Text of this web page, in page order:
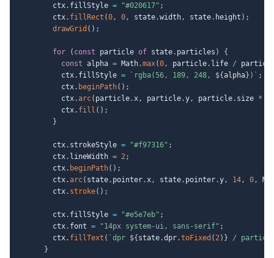
        ctx
. fillStyle = "#020617" ;
        ctx
. fillRect (0, 0, state.width, state. height ) ;
drawGrid ( ) ;
for ( const particle of state. particles )
{
const alpha = Math.max(0, particle. life /
          ctx
. fillStyle = ` rgba(56, 189, 248, ${alpha} ) ` ;
          ctx
. beginPath( ) ;
          ctx
.arc( particle.x, particle.y, particle. size *
          ctx
. fill ( ) ;
}
        ctx
. strokeStyle = "#f97316" ;
        ctx
. lineWidth = 2;
        ctx
. beginPath( ) ;
        ctx
.arc( state. pointer.x, state. pointer.y, 14, 0,
        ctx
. stroke( ) ;
        ctx
. fillStyle = "#e5e7eb" ;
        ctx
. font = "14px system-ui, sans-serif" ;
        ctx
. fillText ( ` dpr ${ state.dpr.toFixed ( 2) } /
}